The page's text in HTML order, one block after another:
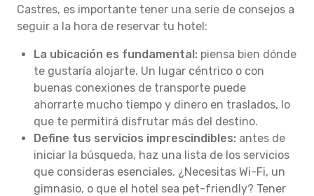
Castres, es importante tener una serie de consejos a
seguir a la hora de reservar tu hotel:
La ubicación es fundamental: piensa bien dónde
te gustaría alojarte. Un lugar céntrico o con
buenas conexiones de transporte puede
ahorrarte mucho tiempo y dinero en traslados, lo
que te permitirá disfrutar más del destino.
Define tus servicios imprescindibles: antes de
iniciar la búsqueda, haz una lista de los servicios
que consideras esenciales. ¿Necesitas Wi-Fi, un
gimnasio, o que el hotel sea pet-friendly? Tener